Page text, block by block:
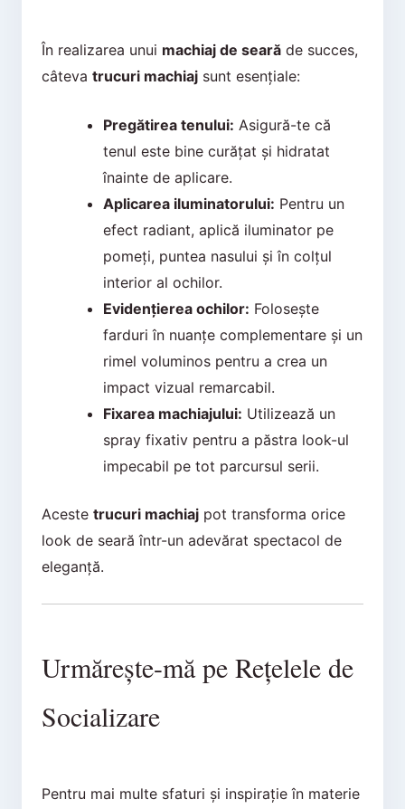
În realizarea unui machiaj de searăde succes,
câteva trucuri machiajsunt esențiale:
Pregătirea tenului: Asigură-te că
tenul este bine curățat și hidratat
înainte de aplicare.
Aplicarea iluminatorului: Pentru un
efect radiant, aplică iluminator pe
pomeți, puntea nasului și în colțul
interior al ochilor.
Evidențierea ochilor: Folosește
farduri în nuanțe complementare și un
rimel voluminos pentru a crea un
impact vizual remarcabil.
Fixarea machiajului: Utilizează un
spray fixativ pentru a păstra look-ul
impecabil pe tot parcursul serii.
Aceste trucuri machiajpot transforma orice
look de seară într-un adevărat spectacol de
eleganță.
Urmărește-mă pe Rețelele de
Socializare
Pentru mai multe sfaturi și inspirație în materie